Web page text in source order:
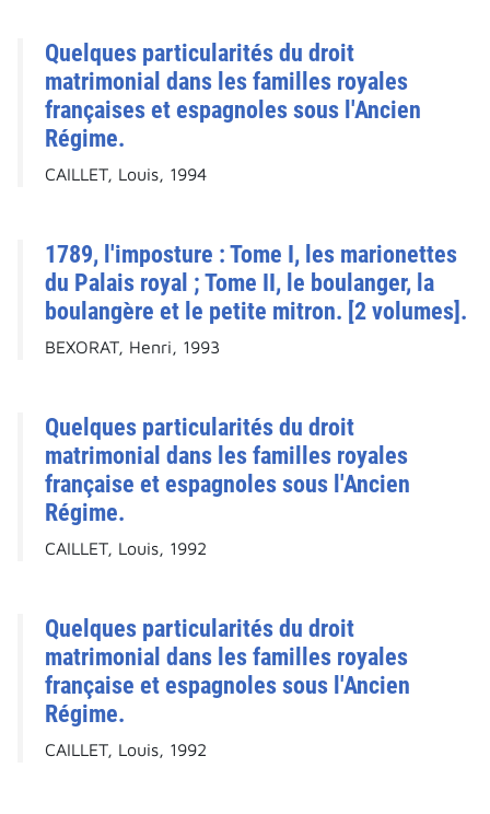
Quelques particularités du droit
matrimonial dans les familles royales
françaises et espagnoles sous l'Ancien
Régime.
CAILLET, Louis, 1994
1789, l'imposture : Tome I, les marionettes
du Palais royal ; Tome II, le boulanger, la
boulangère et le petite mitron. [2 volumes].
BEXORAT, Henri, 1993
Quelques particularités du droit
matrimonial dans les familles royales
française et espagnoles sous l'Ancien
Régime.
CAILLET, Louis, 1992
Quelques particularités du droit
matrimonial dans les familles royales
française et espagnoles sous l'Ancien
Régime.
CAILLET, Louis, 1992